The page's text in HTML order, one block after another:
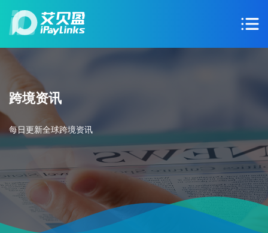
跨境资讯
每日更新全球跨境资讯